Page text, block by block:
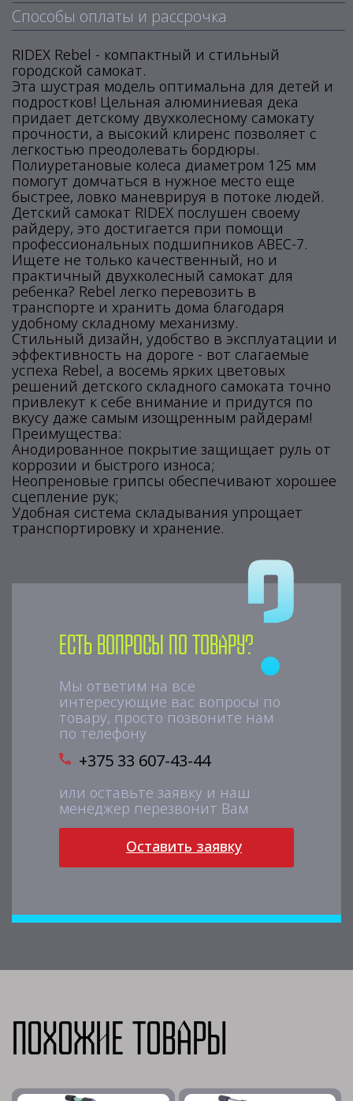
Способы оплаты и рассрочка
RIDEX Rebel - компактный и стильный
городской самокат.
Эта шустрая модель оптимальна для детей и
подростков! Цельная алюминиевая дека
придает детскому двухколесному самокату
прочности, а высокий клиренс позволяет с
легкостью преодолевать бордюры.
Полиуретановые колеса диаметром 125 мм
помогут домчаться в нужное место еще
быстрее, ловко маневрируя в потоке людей.
Детский самокат RIDEX послушен своему
райдеру, это достигается при помощи
профессиональных подшипников ABEC-7.
Ищете не только качественный, но и
практичный двухколесный самокат для
ребенка? Rebel легко перевозить в
транспорте и хранить дома благодаря
удобному складному механизму.
Стильный дизайн, удобство в эксплуатации и
эффективность на дороге - вот слагаемые
успеха Rebel, а восемь ярких цветовых
решений детского складного самоката точно
привлекут к себе внимание и придутся по
вкусу даже самым изощренным райдерам!
Преимущества:
Анодированное покрытие защищает руль от
коррозии и быстрого износа;
Неопреновые грипсы обеспечивают хорошее
сцепление рук;
Удобная система складывания упрощает
транспортировку и хранение.
Есть вопросы по товару?
Мы ответим на все
интересующие вас вопросы по
товару, просто позвоните нам
по телефону
+375 33 607-43-44
или оставьте заявку и наш
менеджер перезвонит Вам
Оставить заявку
Похожие товары